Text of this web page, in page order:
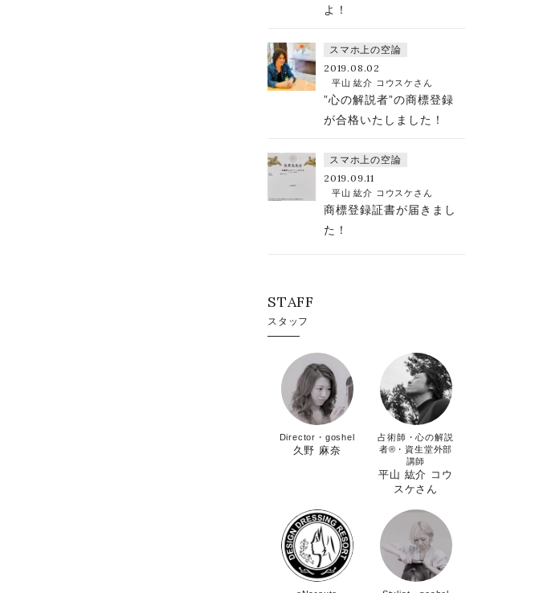
よ！
スマホ上の空論
2019.08.02
平山 紘介 コウスケさん
”心の解説者”の商標登録
が合格いたしました！
スマホ上の空論
2019.09.11
平山 紘介 コウスケさん
商標登録証書が届きまし
た！
STAFF
スタッフ
Director・goshel
久野 麻奈
占術師・心の解説
者®︎・資生堂外部
講師
平山 紘介 コウ
スケさん